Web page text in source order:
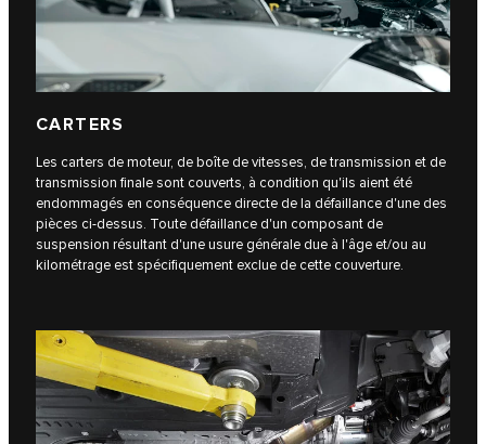
CARTERS
Les carters de moteur, de boîte de vitesses, de transmission et de
transmission finale sont couverts, à condition qu'ils aient été
endommagés en conséquence directe de la défaillance d'une des
pièces ci-dessus. Toute défaillance d'un composant de
suspension résultant d'une usure générale due à l'âge et/ou au
kilométrage est spécifiquement exclue de cette couverture.